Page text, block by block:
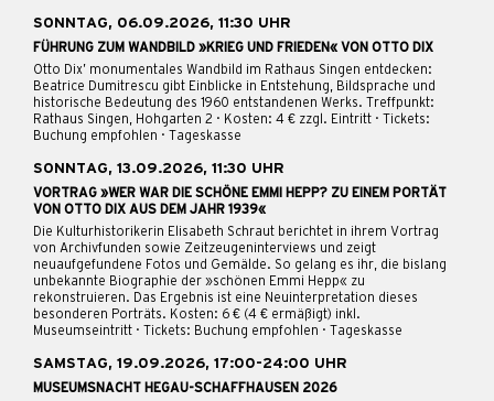
SONNTAG, 06.09.2026, 11:30 UHR
FÜHRUNG ZUM WANDBILD »KRIEG UND FRIEDEN« VON OTTO DIX
Otto Dix’ monumentales Wandbild im Rathaus Singen entdecken:
Beatrice Dumitrescu gibt Einblicke in Entstehung, Bildsprache und
historische Bedeutung des 1960 entstandenen Werks. Treffpunkt:
Rathaus Singen, Hohgarten 2 · Kosten: 4 € zzgl. Eintritt · Tickets:
Buchung empfohlen · Tageskasse
SONNTAG, 13.09.2026, 11:30 UHR
VORTRAG »WER WAR DIE SCHÖNE EMMI HEPP? ZU EINEM PORTÄT
VON OTTO DIX AUS DEM JAHR 1939«
Die Kulturhistorikerin Elisabeth Schraut berichtet in ihrem Vortrag
von Archivfunden sowie Zeitzeugeninterviews und zeigt
neuaufgefundene Fotos und Gemälde. So gelang es ihr, die bislang
unbekannte Biographie der »schönen Emmi Hepp« zu
rekonstruieren. Das Ergebnis ist eine Neuinterpretation dieses
besonderen Porträts. Kosten: 6 € (4 € ermäßigt) inkl.
Museumseintritt · Tickets: Buchung empfohlen · Tageskasse
SAMSTAG, 19.09.2026, 17:00-24:00 UHR
MUSEUMSNACHT HEGAU-SCHAFFHAUSEN 2026